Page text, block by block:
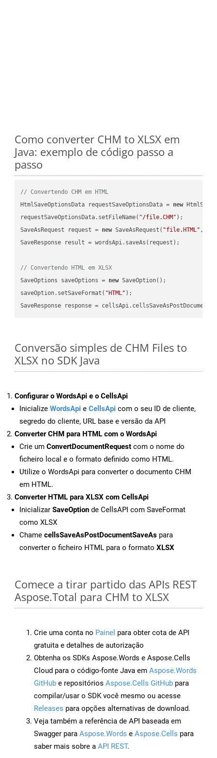
Como converter CHM to XLSX em
Java: exemplo de código passo a
passo
// Convertendo CHM em HTML
HtmlSaveOptionsData requestSaveOptionsData = new
requestSaveOptionsData.setFileName( "/file.CHM" );
SaveAsRequest request = new SaveAsRequest( "file.HTML"
SaveResponse result = wordsApi.saveAs(request);
// Convertendo HTML em XLSX
SaveOptions saveOptions = new SaveOption();
saveOption.setSaveFormat( "HTML" );
SaveResponse response =
Conversão simples de CHM Files to
XLSX no SDK Java
Configurar o WordsApi e o CellsApi
Inicialize WordsApi e CellsApi com o seu ID de cliente,
segredo do cliente, URL base e versão da API
Converter CHM para HTML com o WordsApi
Crie um ConvertDocumentRequest com o nome do
ficheiro local e o formato definido como HTML.
Utilize o WordsApi para converter o documento CHM
em HTML.
Converter HTML para XLSX com CellsApi
Inicializar SaveOption de CellsAPI com SaveFormat
como XLSX
Chame cellsSaveAsPostDocumentSaveAs para
converter o ficheiro HTML para o formato XLSX
Comece a tirar partido das APIs REST
Aspose.Total para CHM to XLSX
Crie uma conta no Painel para obter cota de API
gratuita e detalhes de autorização
Obtenha os SDKs Aspose.Words e Aspose.Cells
Cloud para o código-fonte Java em Aspose.Words
GitHub e repositórios Aspose.Cells GitHub para
compilar/usar o SDK você mesmo ou acesse
Releases para opções alternativas de download.
Veja também a referência de API baseada em
Swagger para Aspose.Words e Aspose.Cells para
saber mais sobre a API REST.